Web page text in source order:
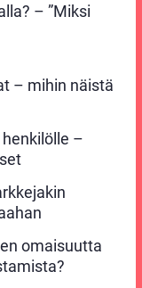
– ”Miksi
– mihin näistä
–
omaisuutta